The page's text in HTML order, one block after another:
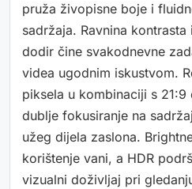
pruža živopisne boje i
sadržaja. Ravnina
dodir čine svakodnevne
videa ugodnim iskustvom.
piksela u kombinaciji s
dublje fokusiranje na
užeg dijela zaslona.
korištenje vani, a HDR
vizualni doživljaj pri